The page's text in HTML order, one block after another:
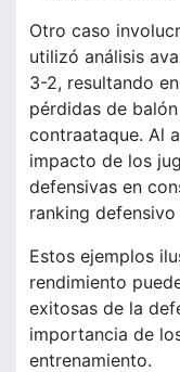
Otro caso
utilizó análisis
3-2, resultando
pérdidas de
contraataque. Al
impacto de los
defensivas en
ranking
Estos ejemplos
rendimiento
exitosas de la
importancia de
entrenamiento.